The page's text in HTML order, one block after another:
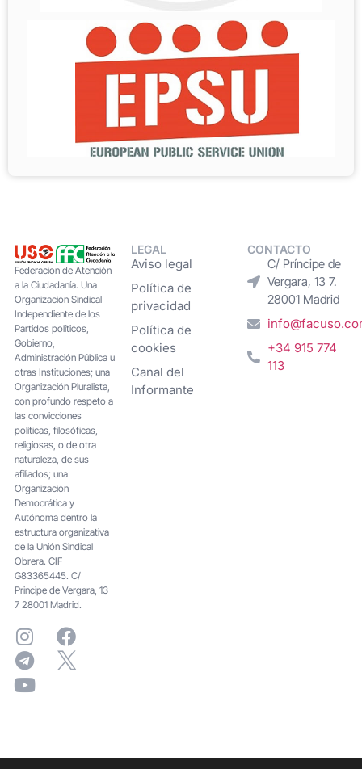
Federacion de Atención
a la Ciudadanía. Una
Organización Sindical
Independiente de los
Partidos políticos,
Gobierno,
Administración Pública u
otras Instituciones; una
Organización Pluralista,
con profundo respeto a
las convicciones
políticas, filosóficas,
religiosas, o de otra
naturaleza, de sus
afiliados; una
Organización
Democrática y
Autónoma dentro la
estructura organizativa
de la Unión Sindical
Obrera. CIF
G83365445. C/
Principe de Vergara, 13
7 28001 Madrid.
LEGAL
Aviso legal
Política de
privacidad
Política de
cookies
Canal del
Informante
CONTACTO
C/ Príncipe de
Vergara, 13 7.
28001 Madrid
+34 915 774
113